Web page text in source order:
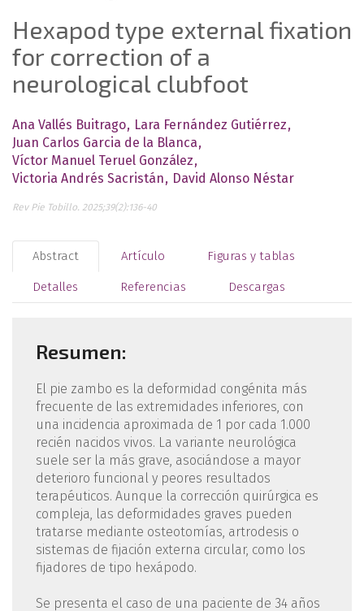
Hexapod type external fixation
for correction of a
neurological clubfoot
Ana Vallés Buitrago
Lara Fernández Gutiérrez
Juan Carlos Garcia de la Blanca
Víctor Manuel Teruel González
Victoria Andrés Sacristán
David Alonso Néstar
Rev Pie Tobillo. 2025;39(2):136-40
Abstract Artículo Figuras y tablas
Detalles Referencias Descargas
Resumen:
El pie zambo es la deformidad congénita más
frecuente de las extremidades inferiores, con
una incidencia aproximada de 1 por cada 1.000
recién nacidos vivos. La variante neurológica
suele ser la más grave, asociándose a mayor
deterioro funcional y peores resultados
terapéuticos. Aunque la corrección quirúrgica es
compleja, las deformidades graves pueden
tratarse mediante osteotomías, artrodesis o
sistemas de fijación externa circular, como los
fijadores de tipo hexápodo.
Se presenta el caso de una paciente de 34 años